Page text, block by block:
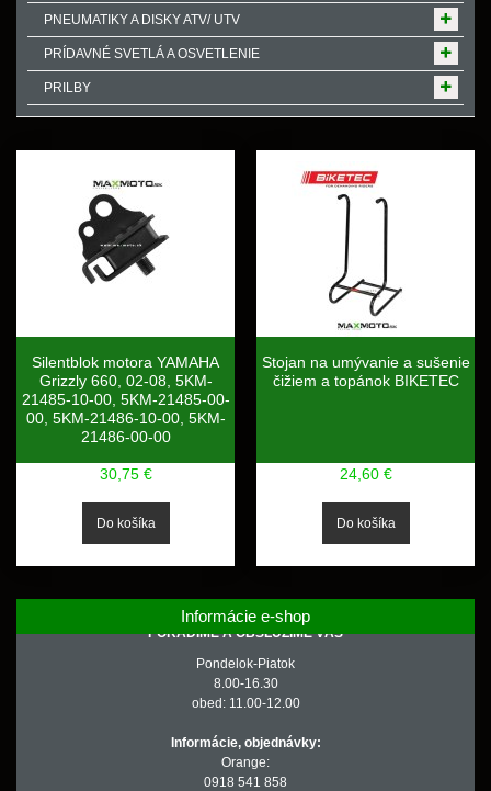
PNEUMATIKY A DISKY ATV/ UTV
PRÍDAVNÉ SVETLÁ A OSVETLENIE
PRILBY
Silentblok motora YAMAHA
Grizzly 660, 02-08, 5KM-
21485-10-00, 5KM-21485-00-
00, 5KM-21486-10-00, 5KM-
21486-00-00
30,75 €
Stojan na umývanie a sušenie
čižiem a topánok BIKETEC
24,60 €
Informácie e-shop
PORADÍME A OBSLÚŽIME VÁS
Pondelok-Piatok
8.00-16.30
obed: 11.00-12.00
Informácie, objednávky:
Orange:
0918 541 858